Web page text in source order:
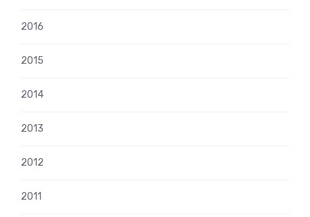
2016
2015
2014
2013
2012
2011